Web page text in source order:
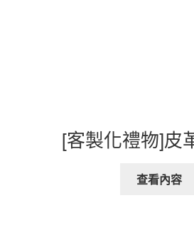
[客製化禮物]皮
查看內容